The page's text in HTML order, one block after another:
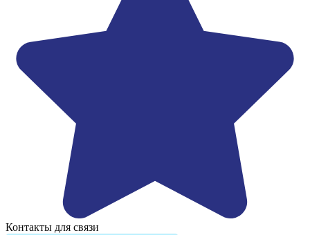
Контакты для связи